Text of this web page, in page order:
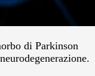
di Parkinson